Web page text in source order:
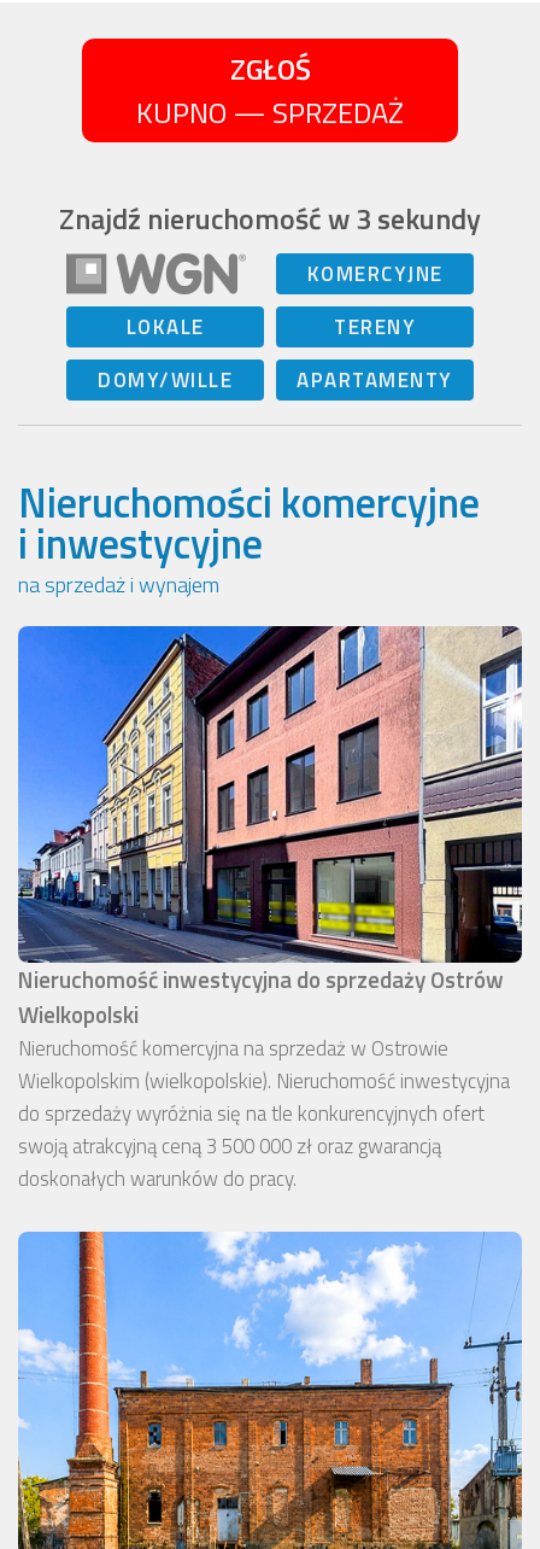
ZGŁOŚ
KUPNO — SPRZEDAŻ
Znajdź nieruchomość w 3 sekundy
KOMERCYJNE
LOKALE
TERENY
DOMY/WILLE
APARTAMENTY
Nieruchomości komercyjne
i inwestycyjne
na sprzedaż i wynajem
Nieruchomość inwestycyjna do sprzedaży Ostrów
Wielkopolski
Nieruchomość komercyjna na sprzedaż w Ostrowie
Wielkopolskim (wielkopolskie). Nieruchomość inwestycyjna
do sprzedaży wyróżnia się na tle konkurencyjnych ofert
swoją atrakcyjną ceną 3 500 000 zł oraz gwarancją
doskonałych warunków do pracy.